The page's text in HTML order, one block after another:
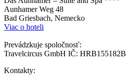
Aunhamer Weg 48
Bad Griesbach, Nemecko
Viac o hoteli
Prevádzkuje spoločnosť:
Travelcircus GmbH IČ: HRB155182B
Kontakty: